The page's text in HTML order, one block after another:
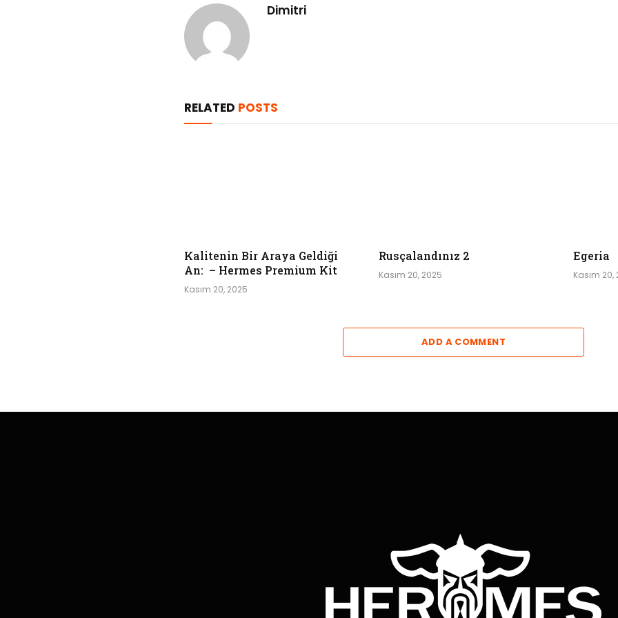
Dimitri
RELATED POSTS
Kalitenin Bir Araya Geldiği
An: – Hermes Premium Kit
Kasım 20, 2025
Rusçalandınız 2
Kasım 20, 2025
Egeria
Kasım 20,
ADD A COMMENT